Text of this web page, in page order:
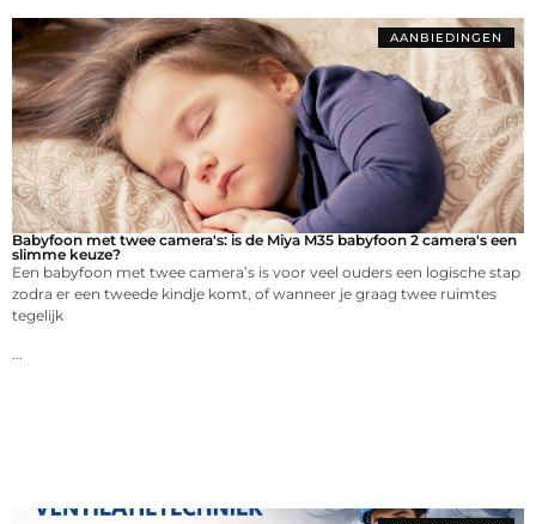
AANBIEDINGEN
Babyfoon met twee camera's: is de Miya M35 babyfoon 2 camera's een
slimme keuze?
Een babyfoon met twee camera’s is voor veel ouders een logische stap
zodra er een tweede kindje komt, of wanneer je graag twee ruimtes
tegelijk
...